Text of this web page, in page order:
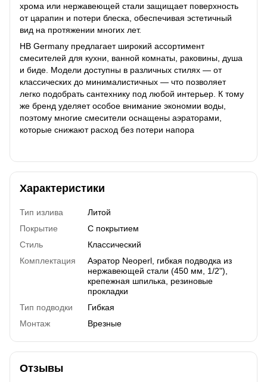
хрома или нержавеющей стали защищает поверхность
от царапин и потери блеска, обеспечивая эстетичный
вид на протяжении многих лет.
HB Germany предлагает широкий ассортимент
смесителей для кухни, ванной комнаты, раковины, душа
и биде. Модели доступны в различных стилях — от
классических до минималистичных — что позволяет
легко подобрать сантехнику под любой интерьер. К тому
же бренд уделяет особое внимание экономии воды,
поэтому многие смесители оснащены аэраторами,
которые снижают расход без потери напора
Характеристики
Тип излива
Литой
Покрытие
С покрытием
Стиль
Классический
Комплектация
Аэратор Neoperl, гибкая подводка из
нержавеющей стали (450 мм, 1/2"),
крепежная шпилька, резиновые
прокладки
Тип подводки
Гибкая
Монтаж
Врезные
Отзывы